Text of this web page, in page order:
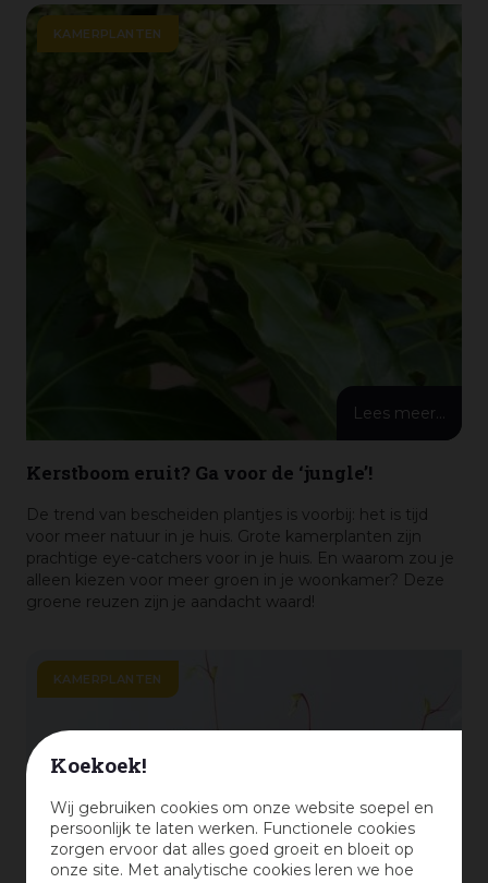
Koekoek!
Wij gebruiken cookies om onze website soepel en
persoonlijk te laten werken. Functionele cookies
zorgen ervoor dat alles goed groeit en bloeit op
onze site. Met analytische cookies leren we hoe
Kerstboom eruit? Ga voor de ‘jungle’!
KAMERPLANTEN
De trend van bescheiden plantjes is voorbij: het is tijd
voor meer natuur in je huis. Grote kamerplanten zijn
prachtige eye-catchers voor in je huis. En waarom zou je
alleen kiezen voor meer groen in je woonkamer? Deze
groene reuzen zijn je aandacht waard!
Lees meer...
KAMERPLANTEN